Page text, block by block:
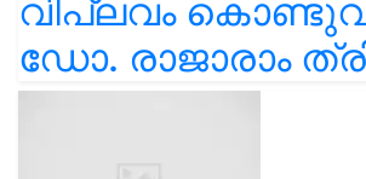
വിപ്ലവം
ഡോ. രാജാരാം